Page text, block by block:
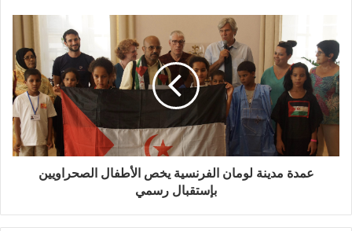
عمدة مدينة لومان الفرنسية يخص الأطفال الصحراويين
بإستقبال رسمي